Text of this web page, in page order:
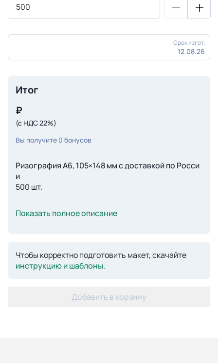
Срок изгот.
12.08.26
Итог
₽
(с НДС 22%)
Вы получите 0 бонусов
Ризография А6, 105×148 мм с доставкой по Росси
и
500 шт.
Показать полное описание
Чтобы корректно подготовить макет, скачайте
инструкцию и шаблоны.
Добавить в корзину